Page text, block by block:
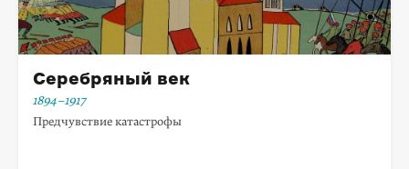
Серебряный век
1894–1917
Предчувствие катастрофы